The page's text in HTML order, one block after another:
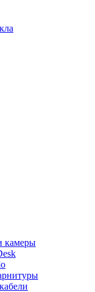
камеры